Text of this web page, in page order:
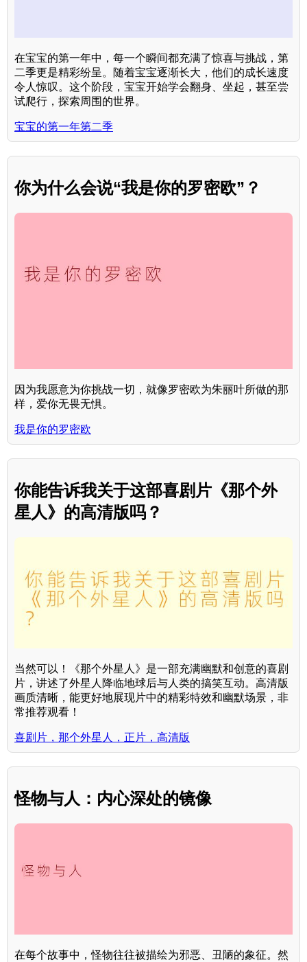
在宝宝的第一年中，每一个瞬间都充满了惊喜与挑战，第
二季更是精彩纷呈。随着宝宝逐渐长大，他们的成长速度
令人惊叹。这个阶段，宝宝开始学会翻身、坐起，甚至尝
试爬行，探索周围的世界。
宝宝的第一年第二季
你为什么会说“我是你的罗密欧”？
因为我愿意为你挑战一切，就像罗密欧为朱丽叶所做的那
样，爱你无畏无惧。
我是你的罗密欧
你能告诉我关于这部喜剧片《那个外
星人》的高清版吗？
当然可以！《那个外星人》是一部充满幽默和创意的喜剧
片，讲述了外星人降临地球后与人类的搞笑互动。高清版
画质清晰，能更好地展现片中的精彩特效和幽默场景，非
常推荐观看！
喜剧片，那个外星人，正片，高清版
怪物与人：内心深处的镜像
在每个故事中，怪物往往被描绘为邪恶、丑陋的象征。然